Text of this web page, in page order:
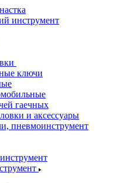
инструмент
ключи
гаечных
и аксессуары
пневмоинструмент